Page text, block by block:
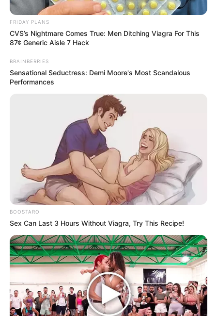
ULTIMA
HORA,Acaban de
confirmar la triste
noticia del
fallecimiento…
2 May, 2025 byadmin
FRIDAY PLANS
CVS’s Nightmare Comes True: Men Ditching Viagra For This
87¢ Generic Aisle 7 Hack
BRAINBERRIES
Sensational Seductress: Demi Moore's Most Scandalous
Performances
BOOSTARO
Sex Can Last 3 Hours Without Viagra, Try This Recipe!